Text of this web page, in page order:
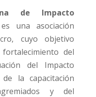
de Impacto
es una asociación
cuyo objetivo
del
del Impacto
la capacitación
y del